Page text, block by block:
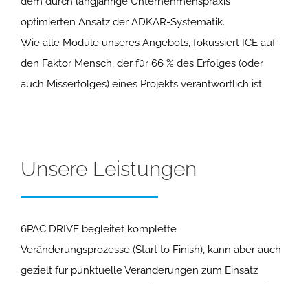
optimierten Ansatz der ADKAR-Systematik.
Wie alle Module unseres Angebots, fokussiert ICE auf
den Faktor Mensch, der für 66 % des Erfolges (oder
auch Misserfolges) eines Projekts verantwortlich ist.
Unsere Leistungen
6PAC DRIVE begleitet komplette
Veränderungsprozesse (Start to Finish), kann aber auch
gezielt für punktuelle Veränderungen zum Einsatz